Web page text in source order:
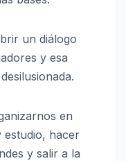
un diálogo
y esa
en
estudio, hacer
y salir a la